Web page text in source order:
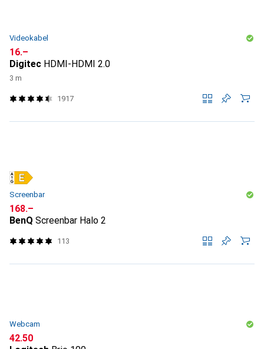
Videokabel
CHF
16.–
Digitec HDMI-HDMI 2.0
3 m
1917
Screenbar
CHF
168.–
BenQ Screenbar Halo 2
113
Webcam
CHF
42.50